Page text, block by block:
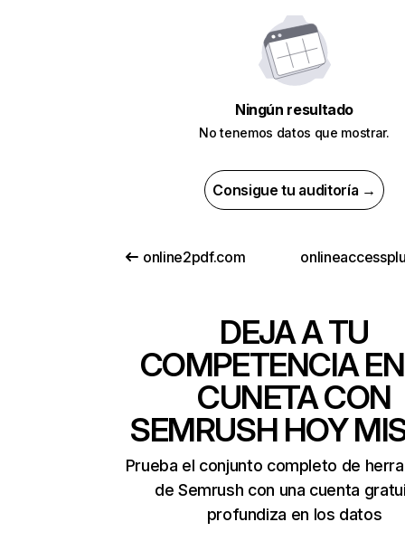
Ningún resultado
No tenemos datos que mostrar.
Consigue tu auditoría →
online2pdf.com
DEJA A TU
COMPETENCIA
CUNETA CON
SEMRUSH HOY
Prueba el conjunto completo de
de Semrush con una cuenta
profundiza en los datos